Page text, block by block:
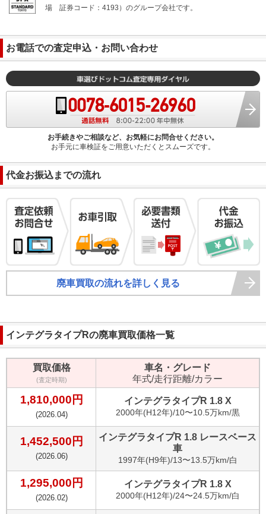
場
証券コード：4193）のグループ会社です。
お電話での査定申込・お問い合わせ
お手続きやご相談など、お気軽にお問合せください。
お手元に車検証をご用意いただくとスムーズです。
代金お振込までの流れ
廃車買取の流れを詳しく見る
インテグラタイプRの廃車買取価格一覧
買取価格
(査定時期)
車名・グレード
年式/走行距離/カラー
1,810,000 円
(2026.04)
インテグラタイプR 1.8 X
2000年(H12年)/10〜10.5万km/黒
1,452,500 円
(2026.06)
インテグラタイプR 1.8 レースベース
車
1997年(H9年)/13〜13.5万km/白
1,295,000 円
(2026.02)
インテグラタイプR 1.8 X
2000年(H12年)/24〜24.5万km/白